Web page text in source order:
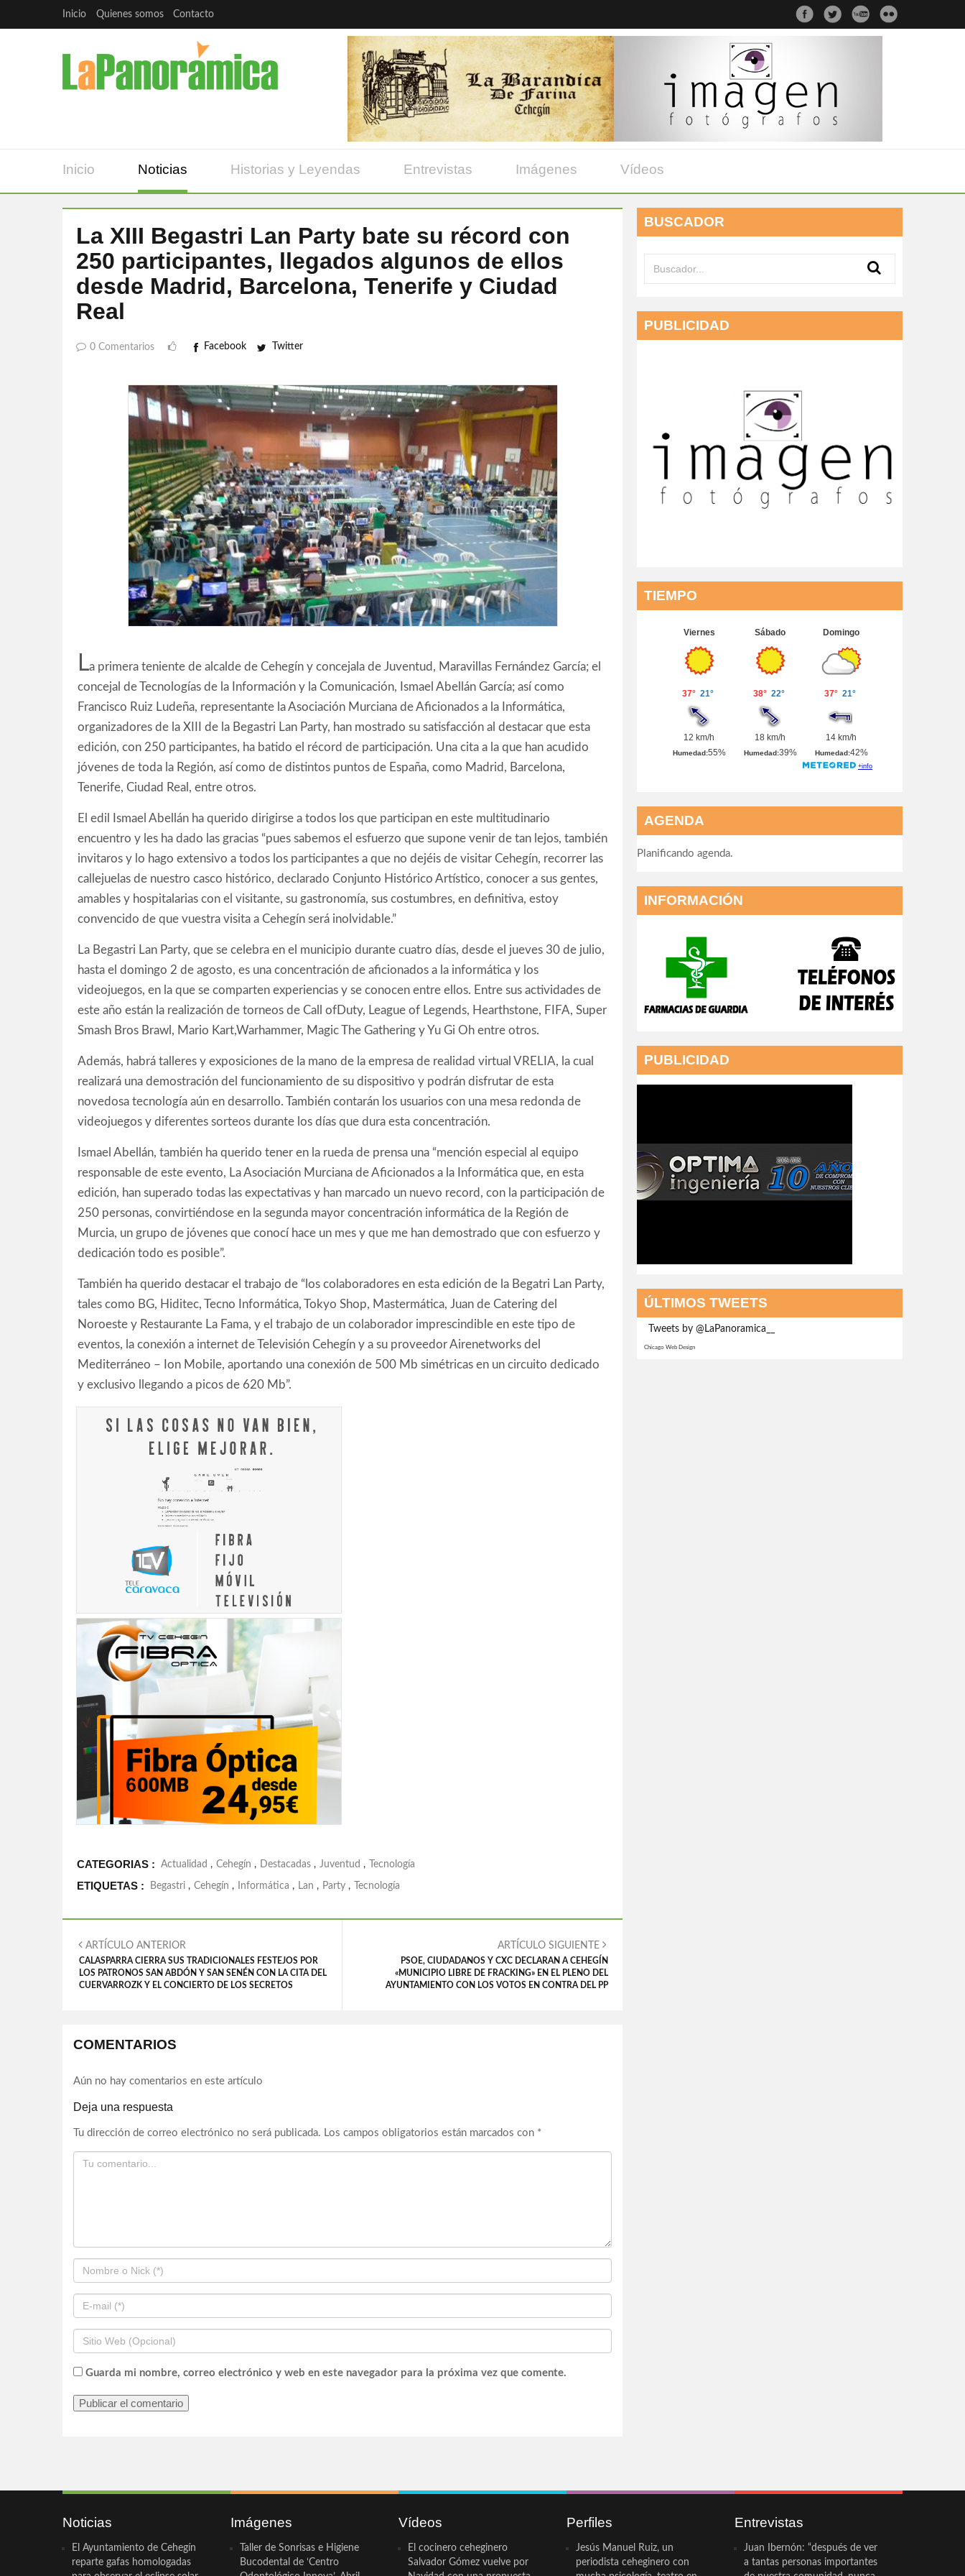
Inicio Quienes somos Contacto
Inicio Noticias Historias y Leyendas Entrevistas Imágenes Vídeos
La XIII Begastri Lan Party bate su récord con
250 participantes, llegados algunos de ellos
desde Madrid, Barcelona, Tenerife y Ciudad
Real
0 Comentarios Facebook Twitter
La primera teniente de alcalde de Cehegín y concejala de Juventud, Maravillas Fernández García; el
concejal de Tecnologías de la Información y la Comunicación, Ismael Abellán García; así como
Francisco Ruiz Ludeña, representante la Asociación Murciana de Aficionados a la Informática,
organizadores de la XIII de la Begastri Lan Party, han mostrado su satisfacción al destacar que esta
edición, con 250 participantes, ha batido el récord de participación. Una cita a la que han acudido
jóvenes de toda la Región, así como de distintos puntos de España, como Madrid, Barcelona,
Tenerife, Ciudad Real, entre otros.
El edil Ismael Abellán ha querido dirigirse a todos los que participan en este multitudinario
encuentro y les ha dado las gracias “pues sabemos el esfuerzo que supone venir de tan lejos, también
invitaros y lo hago extensivo a todos los participantes a que no dejéis de visitar Cehegín, recorrer las
callejuelas de nuestro casco histórico, declarado Conjunto Histórico Artístico, conocer a sus gentes,
amables y hospitalarias con el visitante, su gastronomía, sus costumbres, en definitiva, estoy
convencido de que vuestra visita a Cehegín será inolvidable.”
La Begastri Lan Party, que se celebra en el municipio durante cuatro días, desde el jueves 30 de julio,
hasta el domingo 2 de agosto, es una concentración de aficionados a la informática y los
videojuegos, en la que se comparten experiencias y se conocen entre ellos. Entre sus actividades de
este año están la realización de torneos de Call ofDuty, League of Legends, Hearthstone, FIFA, Super
Smash Bros Brawl, Mario Kart,Warhammer, Magic The Gathering y Yu Gi Oh entre otros.
Además, habrá talleres y exposiciones de la mano de la empresa de realidad virtual VRELIA, la cual
realizará una demostración del funcionamiento de su dispositivo y podrán disfrutar de esta
novedosa tecnología aún en desarrollo. También contarán los usuarios con una mesa redonda de
videojuegos y diferentes sorteos durante los días que dura esta concentración.
Ismael Abellán, también ha querido tener en la rueda de prensa una “mención especial al equipo
responsable de este evento, La Asociación Murciana de Aficionados a la Informática que, en esta
edición, han superado todas las expectativas y han marcado un nuevo record, con la participación de
250 personas, convirtiéndose en la segunda mayor concentración informática de la Región de
Murcia, un grupo de jóvenes que conocí hace un mes y que me han demostrado que con esfuerzo y
dedicación todo es posible”.
También ha querido destacar el trabajo de “los colaboradores en esta edición de la Begatri Lan Party,
tales como BG, Hiditec, Tecno Informática, Tokyo Shop, Mastermática, Juan de Catering del
Noroeste y Restaurante La Fama, y el trabajo de un colaborador imprescindible en este tipo de
eventos, la conexión a internet de Televisión Cehegín y a su proveedor Airenetworks del
Mediterráneo – Ion Mobile, aportando una conexión de 500 Mb simétricas en un circuito dedicado
y exclusivo llegando a picos de 620 Mb”.
CATEGORIAS : Actualidad , Cehegín , Destacadas , Juventud , Tecnología
ETIQUETAS : Begastri , Cehegín , Informática , Lan , Party , Tecnología
ARTÍCULO ANTERIOR
CALASPARRA CIERRA SUS TRADICIONALES FESTEJOS POR
LOS PATRONOS SAN ABDÓN Y SAN SENÉN CON LA CITA DEL
CUERVARROZK Y EL CONCIERTO DE LOS SECRETOS
ARTÍCULO SIGUIENTE
PSOE, CIUDADANOS Y CXC DECLARAN A CEHEGÍN
«MUNICIPIO LIBRE DE FRACKING» EN EL PLENO DEL
AYUNTAMIENTO CON LOS VOTOS EN CONTRA DEL PP
COMENTARIOS
Aún no hay comentarios en este artículo
Deja una respuesta
Tu dirección de correo electrónico no será publicada. Los campos obligatorios están marcados con *
Guarda mi nombre, correo electrónico y web en este navegador para la próxima vez que comente.
BUSCADOR
PUBLICIDAD
TIEMPO
AGENDA
Planificando agenda.
INFORMACIÓN
PUBLICIDAD
ÚLTIMOS TWEETS
Tweets by @LaPanoramica__
Chicago Web Design
Noticias
El Ayuntamiento de Cehegín
reparte gafas homologadas
Imágenes
Taller de Sonrisas e Higiene
Bucodental de ‘Centro
Vídeos
El cocinero ceheginero
Salvador Gómez vuelve por
Perfiles
Jesús Manuel Ruiz, un
periodista ceheginero con
Entrevistas
Juan Ibernón: “después de ver
a tantas personas importantes